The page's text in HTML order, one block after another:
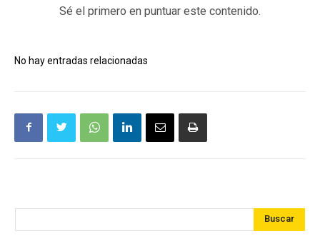
Sé el primero en puntuar este contenido.
No hay entradas relacionadas
Buscar